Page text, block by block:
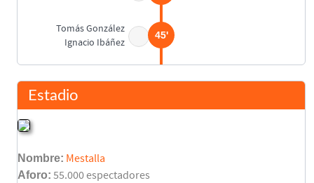
Tomás González
Ignacio Ibáñez
45'
46'
Estadio
Nombre: Mestalla
Aforo: 55.000 espectadores